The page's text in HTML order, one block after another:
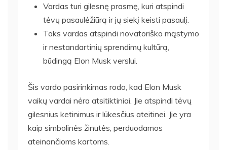
Vardas turi gilesnę prasmę, kuri atspindi
tėvų pasaulėžiūrą ir jų siekį keisti pasaulį.
Toks vardas atspindi novatoriško mąstymo
ir nestandartinių sprendimų kultūrą,
būdingą Elon Musk verslui.
Šis vardo pasirinkimas rodo, kad Elon Musk
vaikų vardai nėra atsitiktiniai. Jie atspindi tėvų
gilesnius ketinimus ir lūkesčius ateitinei. Jie yra
kaip simbolinės žinutės, perduodamos
ateinančioms kartoms.